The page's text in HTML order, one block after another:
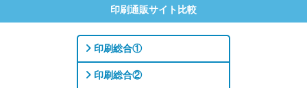
印刷通販サイト比較
印刷総合①
印刷総合②